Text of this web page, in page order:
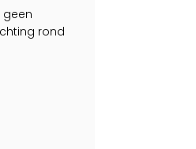
geen
rond